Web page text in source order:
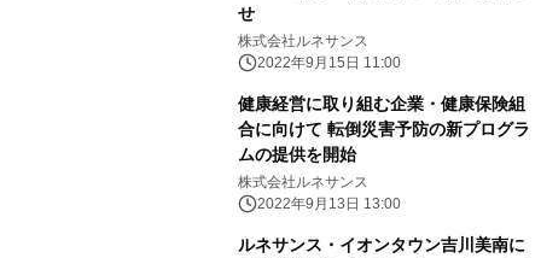
せ
株式会社ルネサンス
2022年9月15日 11:00
健康経営に取り組む企業・健康保険組
合に向けて 転倒災害予防の新プログラ
ムの提供を開始
株式会社ルネサンス
2022年9月13日 13:00
ルネサンス・イオンタウン吉川美南に